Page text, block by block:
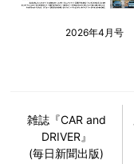
2026年4月号
雑誌『CAR and
DRIVER』
(毎日新聞出版)